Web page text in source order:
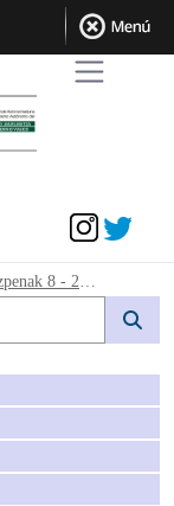
- avpe